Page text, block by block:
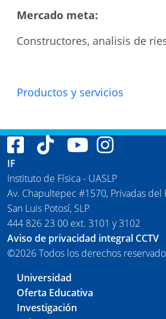
Mercado meta:
Constructores, analisis de
Productos y servicios
IF
Instituto de Física - UASLP
Av. Chapultepec #1570, Privadas del
San Luis Potosí, SLP
444 826 23 00 ext. 3101 y 3102
Aviso de privacidad integral CCTV
©2026 Todos los derechos
Universidad
Oferta Educativa
Investigación